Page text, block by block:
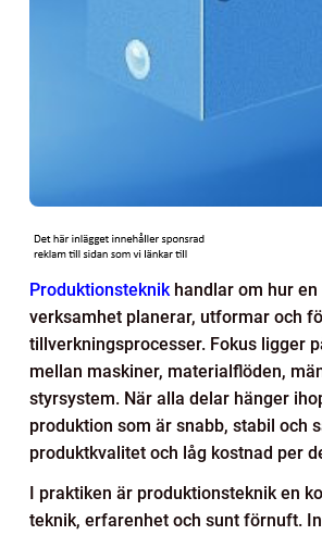
Produktionsteknikhandlar om hur en
verksamhet planerar, utformar och
tillverkningsprocesser. Fokus ligger
mellan maskiner, materialflöden,
styrsystem. När alla delar hänger
produktion som är snabb, stabil och
produktkvalitet och låg kostnad per
I praktiken är produktionsteknik en
teknik, erfarenhet och sunt förnuft.